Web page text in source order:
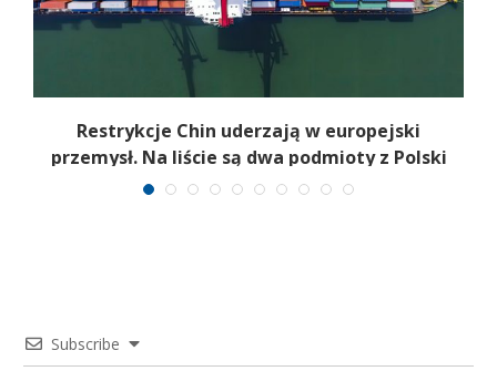
Restrykcje Chin uderzają w europejski
przemysł. Na liście są dwa podmioty z Polski
Subscribe